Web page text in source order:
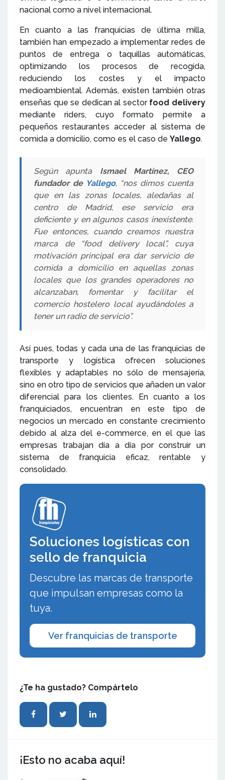
nacional como a nivel internacional.
En cuanto a las franquicias de última milla,
también han empezado a implementar redes de
puntos de entrega o taquillas automáticas,
optimizando los procesos de recogida,
reduciendo los costes y el impacto
medioambiental. Además, existen también otras
enseñas que se dedican al sectorfood delivery
mediante riders, cuyo formato permite a
pequeños restaurantes acceder al sistema de
comida a domicilio, como es el caso de Yallego.
Según apunta Ismael Martínez, CEO
fundador de Yallego, “nos dimos cuenta
que en las zonas locales, aledañas al
centro de Madrid, ese servicio era
deficiente y en algunos casos inexistente.
Fue entonces, cuando creamos nuestra
marca de “food delivery local”, cuya
motivación principal era dar servicio de
comida a domicilio en aquellas zonas
locales que los grandes operadores no
alcanzaban, fomentar y facilitar el
comercio hostelero local ayudándoles a
tener un radio de servicio”.
Así pues, todas y cada una de las franquicias de
transporte y logística ofrecen soluciones
flexibles y adaptables no sólo de mensajería,
sino en otro tipo de servicios que añaden un valor
diferencial para los clientes. En cuanto a los
franquiciados, encuentran en este tipo de
negocios un mercado en constante crecimiento
debido al alza del e-commerce, en el que las
empresas trabajan día a día por construir un
sistema de franquicia eficaz, rentable y
consolidado.
Soluciones logísticas con
sello de franquicia
Descubre las marcas de transporte
que impulsan empresas como la
tuya.
Ver franquicias de transporte
¿Te ha gustado? Compártelo
¡Esto no acaba aquí!